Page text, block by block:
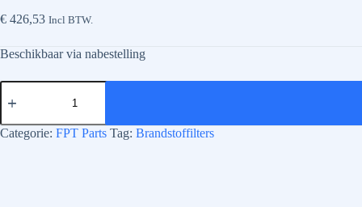
€ 426,53 Incl BTW.
Beschikbaar via nabestelling
5801409444
FUEL
aantal
Categorie: FPT Parts Tag: Brandstoffilters